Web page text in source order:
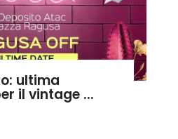
ultima
il vintage ...